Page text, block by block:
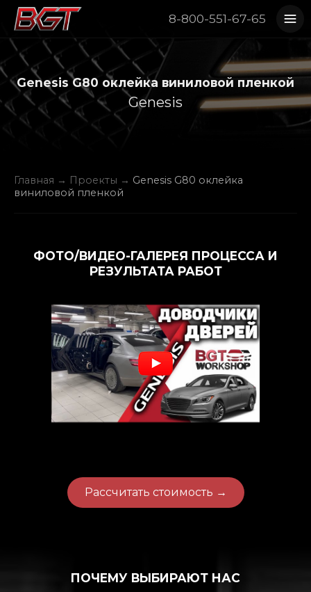
Genesis G80 оклейка виниловой пленкой
Genesis
8-800-551-67-65
Главная → Проекты → Genesis G80 оклейка
виниловой пленкой
ФОТО/ВИДЕО-ГАЛЕРЕЯ ПРОЦЕССА И
РЕЗУЛЬТАТА РАБОТ
Рассчитать стоимость →
ПОЧЕМУ ВЫБИРАЮТ НАС